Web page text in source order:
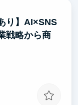
織と仕組みが
じ距離で見ら
まる瞬間に
人には、これ
り】AI×SNS
戦略から商